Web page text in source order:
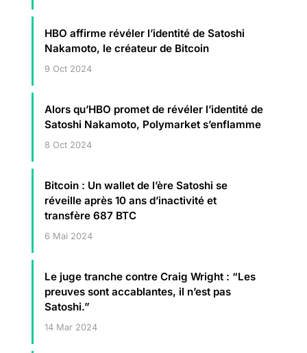
HBO affirme révéler l’identité de Satoshi
Nakamoto, le créateur de Bitcoin
9 Oct 2024
Alors qu’HBO promet de révéler l’identité de
Satoshi Nakamoto, Polymarket s’enflamme
8 Oct 2024
Bitcoin : Un wallet de l’ère Satoshi se
réveille après 10 ans d’inactivité et
transfère 687 BTC
6 Mai 2024
Le juge tranche contre Craig Wright : “Les
preuves sont accablantes, il n’est pas
Satoshi.”
14 Mar 2024